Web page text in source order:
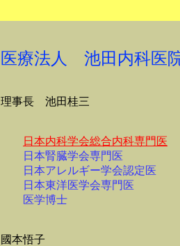
医療法人 池田内科医
理事長 池田桂三
日本内科学会総合内科専門医
日本腎臓学会専門医
日本アレルギー学会認定医
日本東洋医学会専門医
医学博士
國本悟子